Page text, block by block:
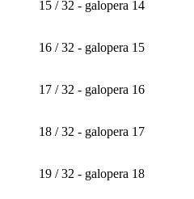
15 / 32 - galopera 14
16 / 32 - galopera 15
17 / 32 - galopera 16
18 / 32 - galopera 17
19 / 32 - galopera 18